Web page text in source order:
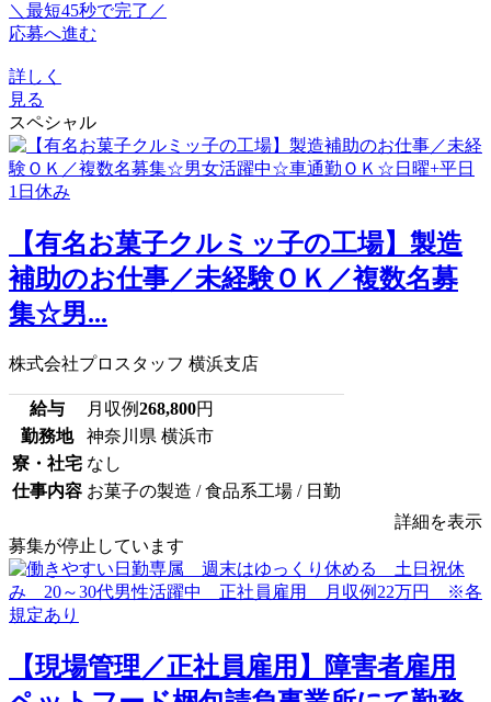
＼最短45秒で完了／
応募へ進む
詳しく
見る
スペシャル
【有名お菓子クルミッ子の工場】製造
補助のお仕事／未経験ＯＫ／複数名募
集☆男...
株式会社プロスタッフ 横浜支店
給与 月収例268,800円
勤務地
神奈川県 横浜市
寮・社宅 なし
仕事内容 お菓子の製造 / 食品系工場 / 日勤
詳細を表示
募集が停止しています
【現場管理／正社員雇用】障害者雇用